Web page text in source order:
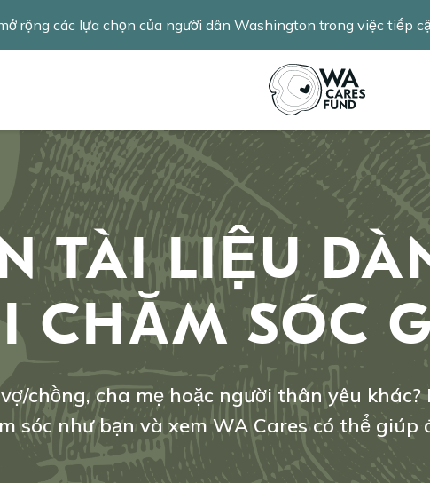
rộng các lựa chọn của người dân Washington trong việc tiếp
TÀI LIỆU
CHĂM SÓC
chồng, cha mẹ hoặc người thân yêu
sóc như bạn và xem WA Cares có thể giúp